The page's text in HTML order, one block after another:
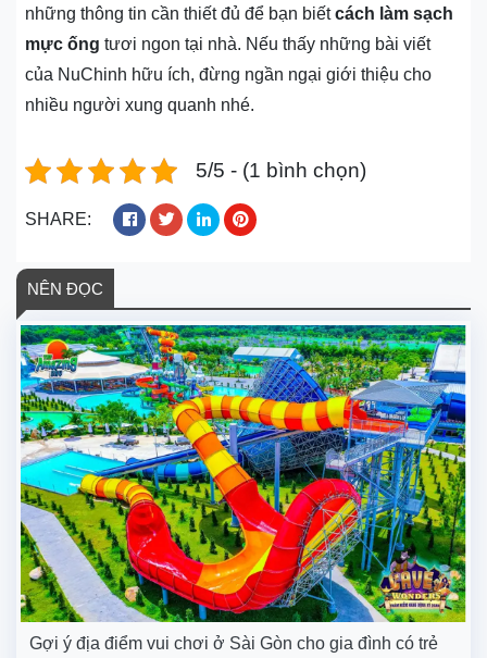
những thông tin cần thiết đủ để bạn biếtcách làm sạch
mực ống tươi ngon tại nhà. Nếu thấy những bài viết
của NuChinh hữu ích, đừng ngần ngại giới thiệu cho
nhiều người xung quanh nhé.
5/5 - (1 bình chọn)
SHARE:
NÊN ĐỌC
Gợi ý địa điểm vui chơi ở Sài Gòn cho gia đình có trẻ